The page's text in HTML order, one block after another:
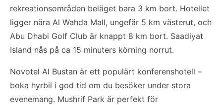
rekreationsområden beläget bara 3 km bort. Hotellet
ligger nära Al Wahda Mall, ungefär 5 km västerut, och
Abu Dhabi Golf Club är knappt 8 km bort. Saadiyat
Island nås på ca 15 minuters körning norrut.
Novotel Al Bustan är ett populärt konferenshotell –
boka hyrbil i god tid om du besöker under stora
evenemang. Mushrif Park är perfekt för